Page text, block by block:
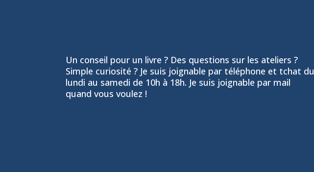
Un conseil pour un livre ? Des questions sur les ateliers ?
Simple curiosité ? Je suis joignable par téléphone et tchat du
lundi au samedi de 10h à 18h. Je suis joignable par mail
quand vous voulez !